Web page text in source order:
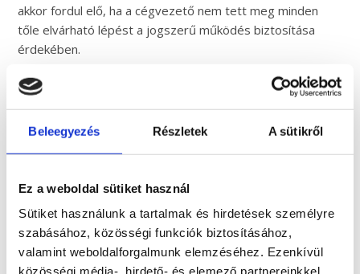
Beleegyezés Részletek A sütikről
Ez a weboldal sütiket használ
Sütiket használunk a tartalmak és hirdetések személyre
szabásához, közösségi funkciók biztosításához,
valamint weboldalforgalmunk elemzéséhez. Ezenkívül
közösségi média-, hirdető- és elemező partnereinkkel
akkor fordul elő, ha a cégvezető nem tett meg minden
tőle elvárható lépést a jogszerű működés biztosítása
érdekében.